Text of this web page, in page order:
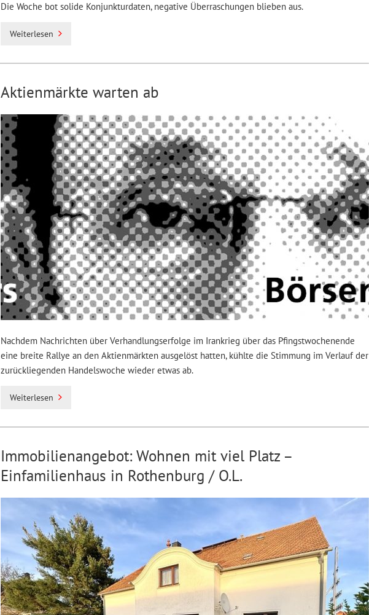
Die Woche bot solide Konjunkturdaten, negative Überraschungen blieben aus.
Weiterlesen
Aktienmärkte warten ab
Nachdem Nachrichten über Verhandlungserfolge im Irankrieg über das Pfingstwochenende
eine breite Rallye an den Aktienmärkten ausgelöst hatten, kühlte die Stimmung im Verlauf der
zurückliegenden Handelswoche wieder etwas ab.
Weiterlesen
Immobilienangebot: Wohnen mit viel Platz –
Einfamilienhaus in Rothenburg / O.L.